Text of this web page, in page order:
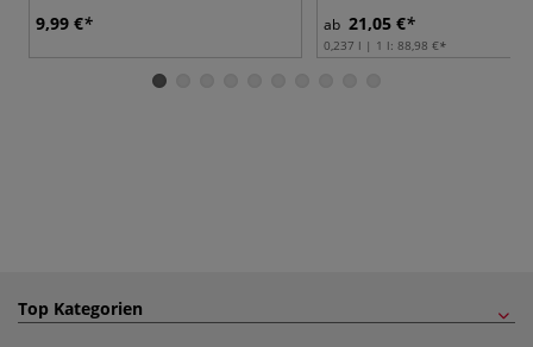
9,99 € ab 21,05 €
0,237 l | 1 l: 88,98 €
Top Kategorien